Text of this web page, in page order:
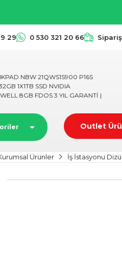
29 0 530 321 20 66
Outlet
Ürünler İş İstasyonu